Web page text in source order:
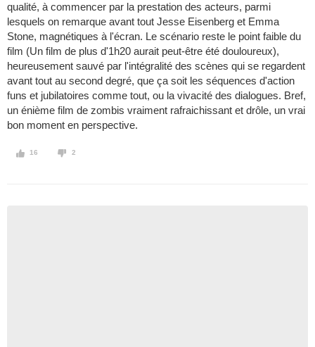
qualité, à commencer par la prestation des acteurs, parmi
lesquels on remarque avant tout Jesse Eisenberg et Emma
Stone, magnétiques à l'écran. Le scénario reste le point faible du
film (Un film de plus d'1h20 aurait peut-être été douloureux),
heureusement sauvé par l'intégralité des scènes qui se regardent
avant tout au second degré, que ça soit les séquences d'action
funs et jubilatoires comme tout, ou la vivacité des dialogues. Bref,
un énième film de zombis vraiment rafraichissant et drôle, un vrai
bon moment en perspective.
16 2